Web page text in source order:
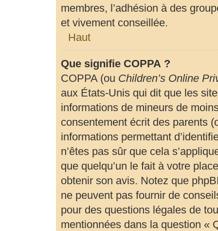
membres, l’adhésion à des
et vivement conseillée.
Haut
Que signifie COPPA ?
COPPA (ou Children’s Online
aux États-Unis qui dit que les
informations de mineurs de
consentement écrit des parents
informations permettant
n’êtes pas sûr que cela
que quelqu’un le fait à votre
obtenir son avis. Notez que
ne peuvent pas fournir de
pour des questions légales de
mentionnées dans la question «